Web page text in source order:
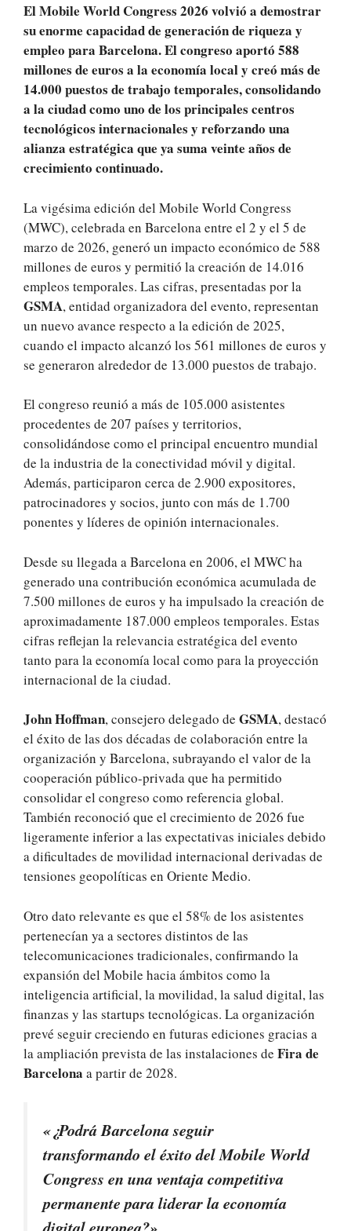
El Mobile World Congress 2026 volvió a demostrar
su enorme capacidad de generación de riqueza y
empleo para Barcelona. El congreso aportó 588
millones de euros a la economía local y creó más de
14.000 puestos de trabajo temporales, consolidando
a la ciudad como uno de los principales centros
tecnológicos internacionales y reforzando una
alianza estratégica que ya suma veinte años de
crecimiento continuado.
La vigésima edición del Mobile World Congress
(MWC), celebrada en Barcelona entre el 2 y el 5 de
marzo de 2026, generó un impacto económico de 588
millones de euros y permitió la creación de 14.016
empleos temporales. Las cifras, presentadas por la
GSMA, entidad organizadora del evento, representan
un nuevo avance respecto a la edición de 2025,
cuando el impacto alcanzó los 561 millones de euros y
se generaron alrededor de 13.000 puestos de trabajo.
El congreso reunió a más de 105.000 asistentes
procedentes de 207 países y territorios,
consolidándose como el principal encuentro mundial
de la industria de la conectividad móvil y digital.
Además, participaron cerca de 2.900 expositores,
patrocinadores y socios, junto con más de 1.700
ponentes y líderes de opinión internacionales.
Desde su llegada a Barcelona en 2006, el MWC ha
generado una contribución económica acumulada de
7.500 millones de euros y ha impulsado la creación de
aproximadamente 187.000 empleos temporales. Estas
cifras reflejan la relevancia estratégica del evento
tanto para la economía local como para la proyección
internacional de la ciudad.
John Hoffman, consejero delegado de GSMA, destacó
el éxito de las dos décadas de colaboración entre la
organización y Barcelona, subrayando el valor de la
cooperación público-privada que ha permitido
consolidar el congreso como referencia global.
También reconoció que el crecimiento de 2026 fue
ligeramente inferior a las expectativas iniciales debido
a dificultades de movilidad internacional derivadas de
tensiones geopolíticas en Oriente Medio.
Otro dato relevante es que el 58% de los asistentes
pertenecían ya a sectores distintos de las
telecomunicaciones tradicionales, confirmando la
expansión del Mobile hacia ámbitos como la
inteligencia artificial, la movilidad, la salud digital, las
finanzas y las startups tecnológicas. La organización
prevé seguir creciendo en futuras ediciones gracias a
la ampliación prevista de las instalaciones de Fira de
Barcelona a partir de 2028.
«¿Podrá Barcelona seguir
transformando el éxito del Mobile World
Congress en una ventaja competitiva
permanente para liderar la economía